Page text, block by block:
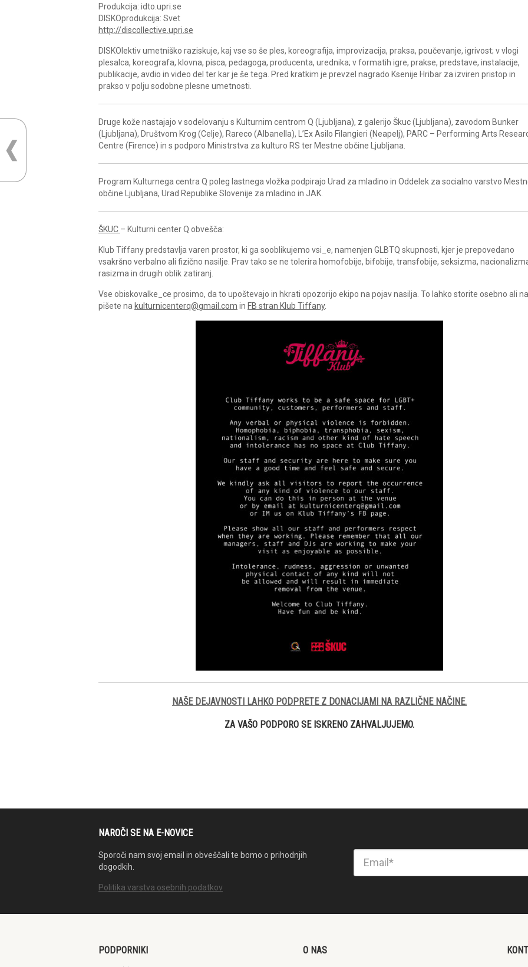
Produkcija: idto.upri.se
DISKOprodukcija: Svet
http://discollective.upri.se
DISKOlektiv umetniško raziskuje, kaj vse so še ples, koreografija, improvizacija, praksa, poučevanje, igrivost; v vlogi
plesalca, koreografa, klovna, pisca, pedagoga, producenta, urednika; v formatih igre, prakse, predstave, instalacije,
publikacije, avdio in video del ter kar je še tega. Pred kratkim je prevzel nagrado Ksenije Hribar za izviren pristop in
prakso v polju sodobne plesne umetnosti.
Druge kože nastajajo v sodelovanju s Kulturnim centrom Q (Ljubljana), z galerijo Škuc (Ljubljana), zavodom Bunker
(Ljubljana), Društvom Krog (Celje), Rareco (Albanella), L’Ex Asilo Filangieri (Neapelj), PARC – Performing Arts
Centre (Firence) in s podporo Ministrstva za kulturo RS ter Mestne občine Ljubljana.
Program Kulturnega centra Q poleg lastnega vložka podpirajo Urad za mladino in Oddelek za socialno varstvo
občine Ljubljana, Urad Republike Slovenije za mladino in JAK.
ŠKUC – Kulturni center Q obvešča:
Klub Tiffany predstavlja varen prostor, ki ga sooblikujemo vsi_e, namenjen GLBTQ skupnosti, kjer je prepovedano
vsakršno verbalno ali fizično nasilje. Prav tako se ne tolerira homofobije, bifobije, transfobije, seksizma,
rasizma in drugih oblik zatiranj.
Vse obiskovalke_ce prosimo, da to upoštevajo in hkrati opozorijo ekipo na pojav nasilja. To lahko storite osebno ali
pišete na kulturnicenterq@gmail.com in FB stran Klub Tiffany.
NAŠE DEJAVNOSTI LAHKO PODPRETE Z DONACIJAMI NA RAZLIČNE NAČINE.
ZA VAŠO PODPORO SE ISKRENO ZAHVALJUJEMO.
NAROČI SE NA E-NOVICE
Sporoči nam svoj email in obveščali te bomo o prihodnjih
dogodkih.
Politika varstva osebnih podatkov
PODPORNIKI O NAS